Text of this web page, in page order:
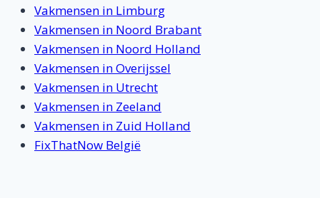
Vakmensen in Limburg
Vakmensen in Noord Brabant
Vakmensen in Noord Holland
Vakmensen in Overijssel
Vakmensen in Utrecht
Vakmensen in Zeeland
Vakmensen in Zuid Holland
FixThatNow België